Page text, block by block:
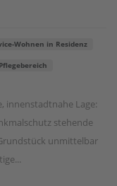
Wohnen in Residenz
innenstadtnahe Lage:
stehende
unmittelbar